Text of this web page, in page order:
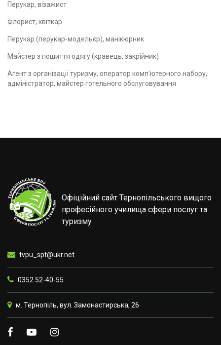
Перукар, візажист
Флорист, квіткар
Перукар (перукар-модельєр), манікюрник
Майстер з пошиття одягу (кравець, закрійник)
Агент з організації туризму, оператор комп'ютерного набору,
адміністратор, майстер готельного обслуговування
Офіційний сайт Тернопільського вищого
професійного училища сфери послуг та
туризму
tvpu_spt@ukr.net
0352 52-40-55
м. Тернопіль, вул. Замонастирська, 26